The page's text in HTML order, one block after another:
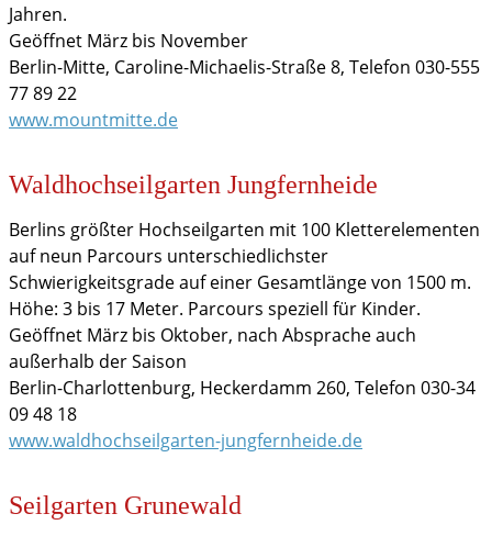
Jahren.
Geöffnet März bis November
Berlin-Mitte, Caroline-Michaelis-Straße 8, Telefon 030-555
77 89 22
www.mountmitte.de
Waldhochseilgarten Jungfernheide
Berlins größter Hochseilgarten mit 100 Kletterelementen
auf neun Parcours unterschiedlichster
Schwierigkeitsgrade auf einer Gesamtlänge von 1500 m.
Höhe: 3 bis 17 Meter. Parcours speziell für Kinder.
Geöffnet März bis Oktober, nach Absprache auch
außerhalb der Saison
Berlin-Charlottenburg, Heckerdamm 260, Telefon 030-34
09 48 18
www.waldhochseilgarten-jungfernheide.de
Seilgarten Grunewald